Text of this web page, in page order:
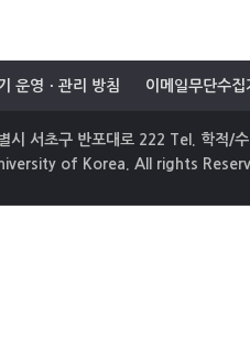
운영ㆍ관리 방침 이메일무단수집
시 서초구 반포대로 222 Tel. 학적/
of Korea. All rights